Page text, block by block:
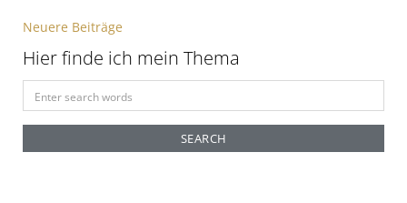
B
e
i
t
r
Neuere Beiträge
Hier finde ich mein Thema
e
r